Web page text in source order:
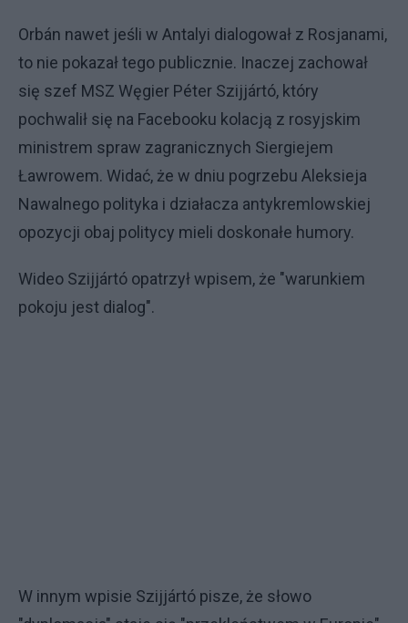
Orbán nawet jeśli w Antalyi dialogował z Rosjanami,
to nie pokazał tego publicznie. Inaczej zachował
się szef MSZ Węgier Péter Szijjártó, który
pochwalił się na Facebooku kolacją z rosyjskim
ministrem spraw zagranicznych Siergiejem
Ławrowem. Widać, że w dniu pogrzebu Aleksieja
Nawalnego polityka i działacza antykremlowskiej
opozycji obaj politycy mieli doskonałe humory.
Wideo Szijjártó opatrzył wpisem, że "warunkiem
pokoju jest dialog".
W innym wpisie Szijjártó pisze, że słowo